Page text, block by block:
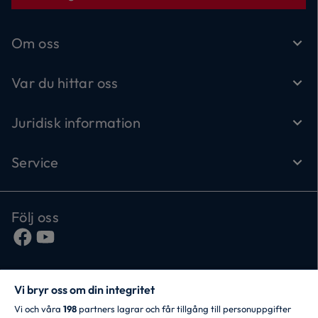
Om oss
Var du hittar oss
Juridisk information
Service
Följ oss
Vi bryr oss om din integritet
Vi och våra 198partners lagrar och får tillgång till personuppgifter